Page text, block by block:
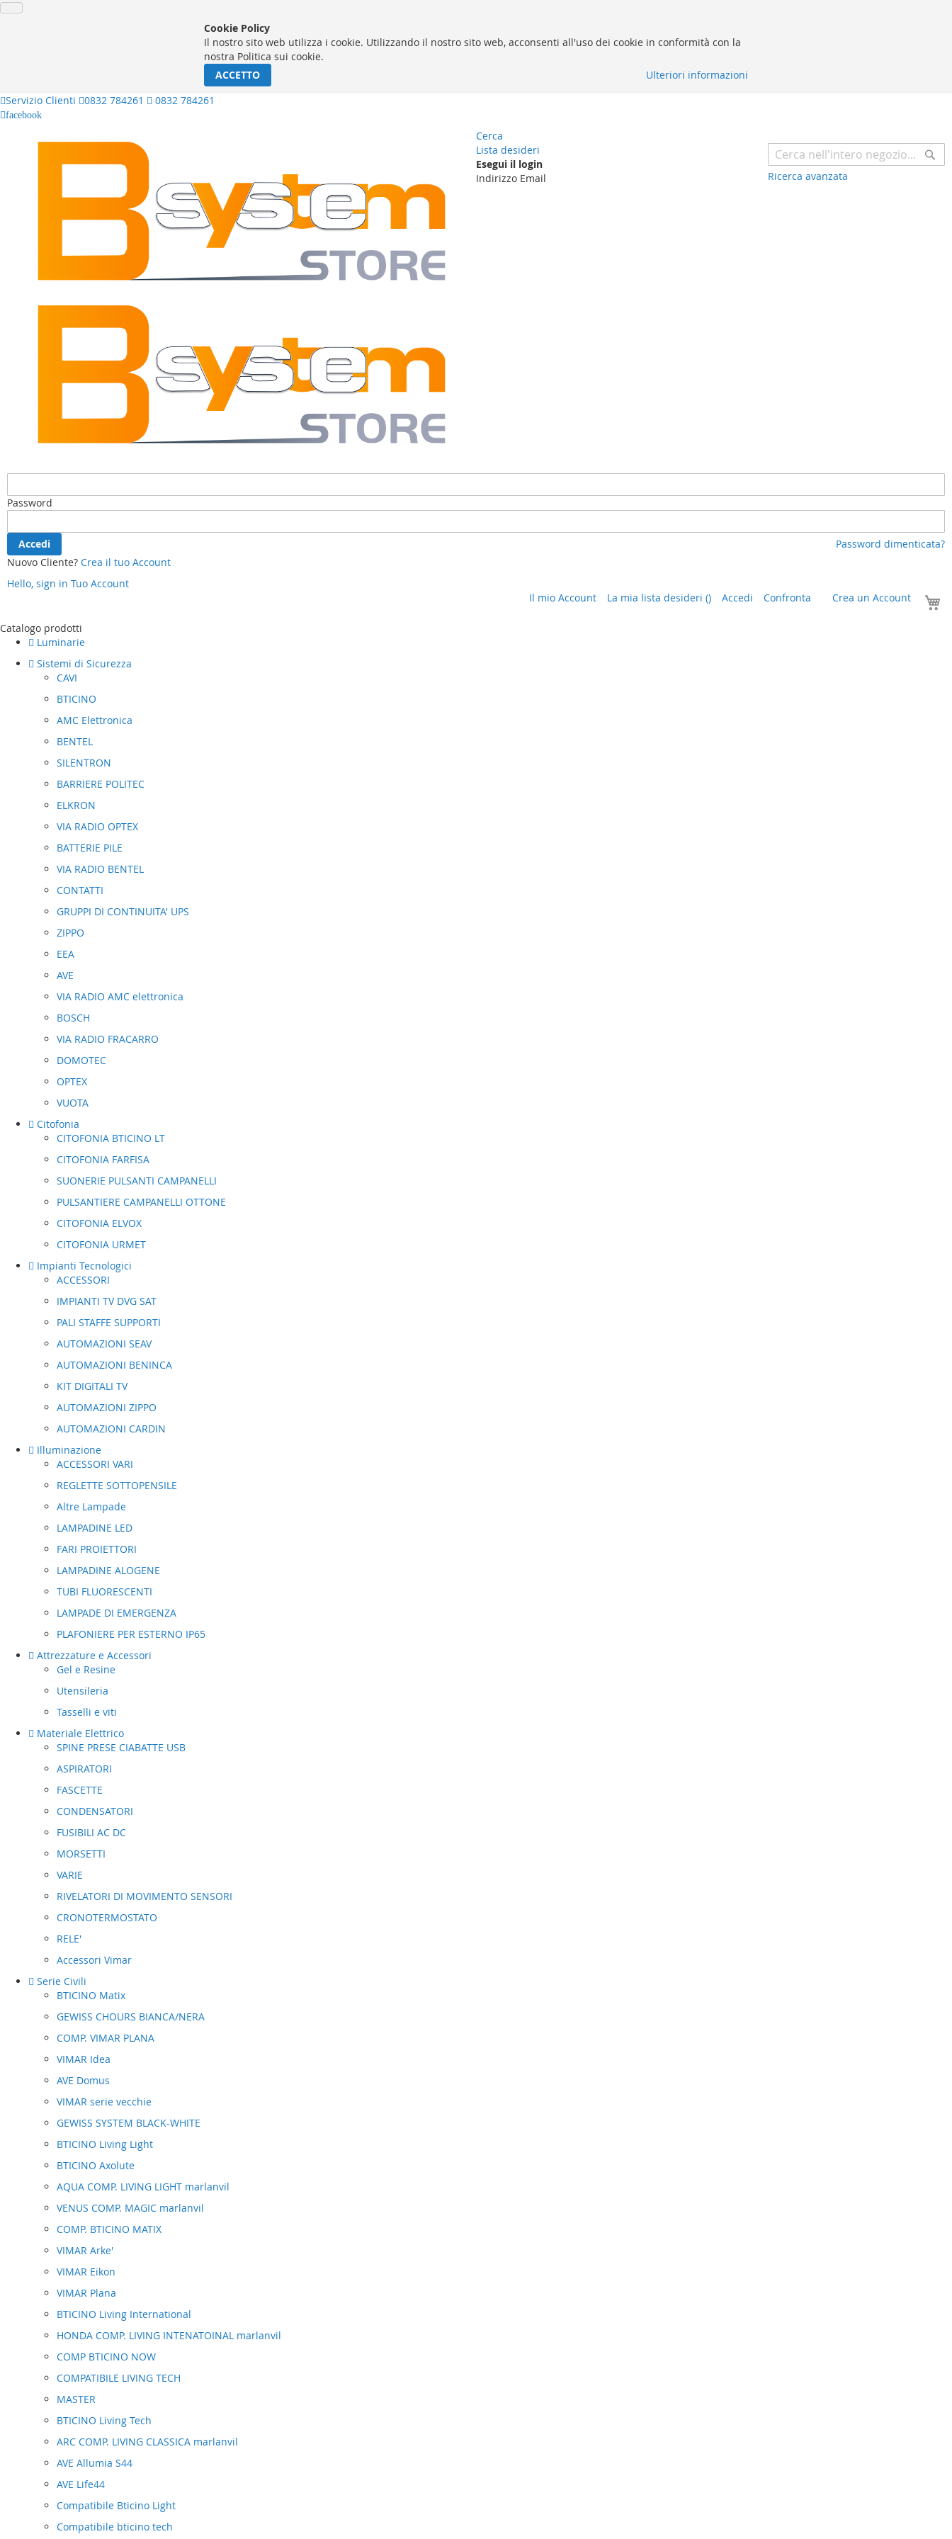
Cookie Policy
Il nostro sito web utilizza i cookie. Utilizzando il nostro sito web, acconsenti all'uso dei cookie in conformità con la
nostra Politica sui cookie.
Ulteriori informazioni
ACCETTO
Servizio Clienti
0832 784261 0832 784261
facebook
Cerca
Ricerca avanzata
Lista desideri
Esegui il login
Indirizzo Email
Password
Accedi
Password dimenticata?
Nuovo Cliente? Crea il tuo Account
Hello, sign in Tuo Account
Il mio Account La mia lista desideri () Accedi Confronta Crea un Account
contenuto
Catalogo prodotti
Luminarie
Sistemi di Sicurezza
CAVI
BTICINO
AMC Elettronica
BENTEL
SILENTRON
BARRIERE POLITEC
ELKRON
VIA RADIO OPTEX
BATTERIE PILE
VIA RADIO BENTEL
CONTATTI
GRUPPI DI CONTINUITA' UPS
ZIPPO
EEA
AVE
VIA RADIO AMC elettronica
BOSCH
VIA RADIO FRACARRO
DOMOTEC
OPTEX
VUOTA
Citofonia
CITOFONIA BTICINO LT
CITOFONIA FARFISA
SUONERIE PULSANTI CAMPANELLI
PULSANTIERE CAMPANELLI OTTONE
CITOFONIA ELVOX
CITOFONIA URMET
Impianti Tecnologici
ACCESSORI
IMPIANTI TV DVG SAT
PALI STAFFE SUPPORTI
AUTOMAZIONI SEAV
AUTOMAZIONI BENINCA
KIT DIGITALI TV
AUTOMAZIONI ZIPPO
AUTOMAZIONI CARDIN
Illuminazione
ACCESSORI VARI
REGLETTE SOTTOPENSILE
Altre Lampade
LAMPADINE LED
FARI PROIETTORI
LAMPADINE ALOGENE
TUBI FLUORESCENTI
LAMPADE DI EMERGENZA
PLAFONIERE PER ESTERNO IP65
Attrezzature e Accessori
Gel e Resine
Utensileria
Tasselli e viti
Materiale Elettrico
SPINE PRESE CIABATTE USB
ASPIRATORI
FASCETTE
CONDENSATORI
FUSIBILI AC DC
MORSETTI
VARIE
RIVELATORI DI MOVIMENTO SENSORI
CRONOTERMOSTATO
RELE'
Accessori Vimar
Serie Civili
BTICINO Matix
GEWISS CHOURS BIANCA/NERA
COMP. VIMAR PLANA
VIMAR Idea
AVE Domus
VIMAR serie vecchie
GEWISS SYSTEM BLACK-WHITE
BTICINO Living Light
BTICINO Axolute
AQUA COMP. LIVING LIGHT marlanvil
VENUS COMP. MAGIC marlanvil
COMP. BTICINO MATIX
VIMAR Arke'
VIMAR Eikon
VIMAR Plana
BTICINO Living International
HONDA COMP. LIVING INTENATOINAL marlanvil
COMP BTICINO NOW
COMPATIBILE LIVING TECH
MASTER
BTICINO Living Tech
ARC COMP. LIVING CLASSICA marlanvil
AVE Allumia S44
AVE Life44
Compatibile Bticino Light
Compatibile bticino tech